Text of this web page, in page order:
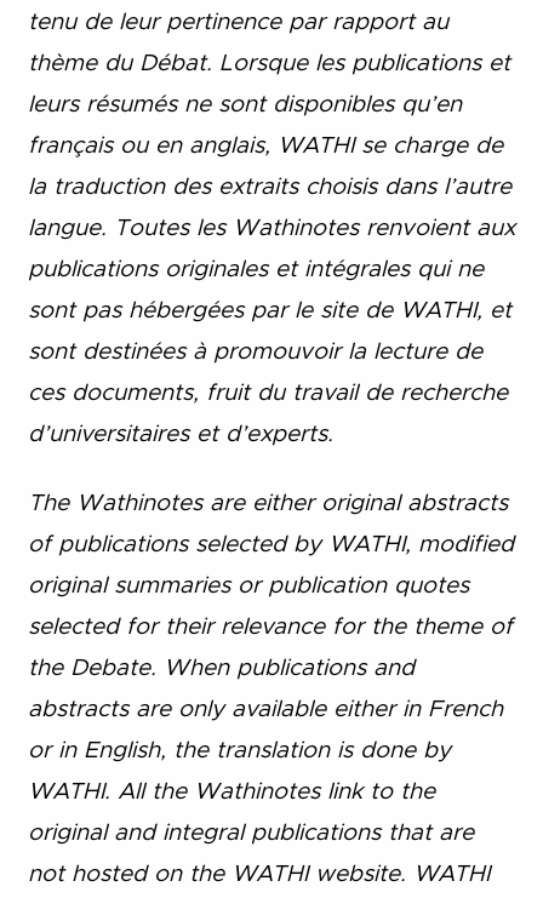
tenu de leur pertinence par rapport au
thème du Débat. Lorsque les publications et
leurs résumés ne sont disponibles qu’en
français ou en anglais, WATHI se charge de
la traduction des extraits choisis dans l’autre
langue. Toutes les Wathinotes renvoient aux
publications originales et intégrales qui ne
sont pas hébergées par le site de WATHI, et
sont destinées à promouvoir la lecture de
ces documents, fruit du travail de recherche
d’universitaires et d’experts.
The Wathinotes are either original abstracts
of publications selected by WATHI, modified
original summaries or publication quotes
selected for their relevance for the theme of
the Debate. When publications and
abstracts are only available either in French
or in English, the translation is done by
WATHI. All the Wathinotes link to the
original and integral publications that are
not hosted on the WATHI website. WATHI